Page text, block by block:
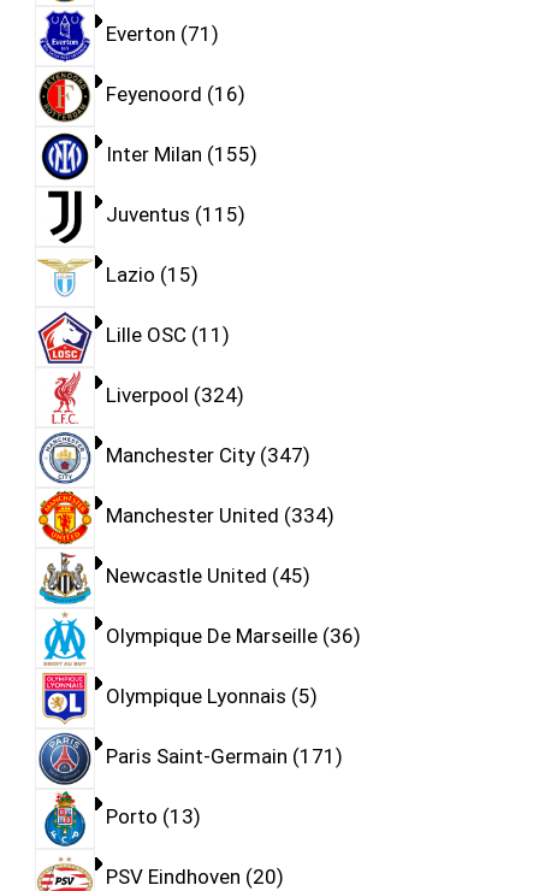
Everton 71
Feyenoord 16
Inter Milan 155
Juventus 115
Lazio 15
Lille OSC 11
Liverpool 324
Manchester City 347
Manchester United 334
Newcastle United 45
Olympique De Marseille 36
Olympique Lyonnais 5
Paris Saint-Germain 171
Porto 13
PSV Eindhoven 20